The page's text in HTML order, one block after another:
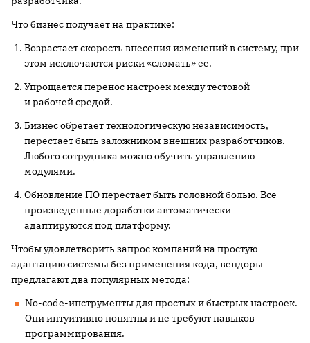
Что бизнес получает на практике:
Возрастает скорость внесения изменений в систему, при
этом исключаются риски «сломать» ее.
Упрощается перенос настроек между тестовой
и рабочей средой.
Бизнес обретает технологическую независимость,
перестает быть заложником внешних разработчиков.
Любого сотрудника можно обучить управлению
модулями.
Обновление ПО перестает быть головной болью. Все
произведенные доработки автоматически
адаптируются под платформу.
Чтобы удовлетворить запрос компаний на простую
адаптацию системы без применения кода, вендоры
предлагают два популярных метода:
No-code-инструменты для простых и быстрых настроек.
Они интуитивно понятны и не требуют навыков
программирования.